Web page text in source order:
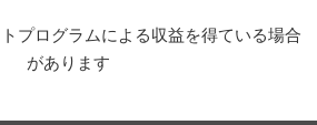
プログラムによる収益を得ている場合
があります